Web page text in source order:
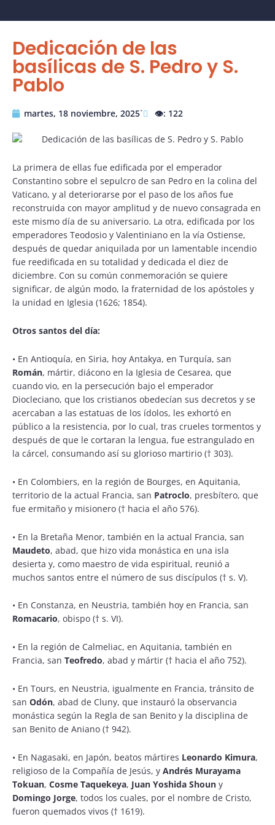
Dedicación de las
basílicas de S. Pedro y S.
Pablo
martes, 18 noviembre, 2025˙ 👁️: 122
La primera de ellas fue edificada por el emperador
Constantino sobre el sepulcro de san Pedro en la colina del
Vaticano, y al deteriorarse por el paso de los años fue
reconstruida con mayor amplitud y de nuevo consagrada en
este mismo día de su aniversario. La otra, edificada por los
emperadores Teodosio y Valentiniano en la vía Ostiense,
después de quedar aniquilada por un lamentable incendio
fue reedificada en su totalidad y dedicada el diez de
diciembre. Con su común conmemoración se quiere
significar, de algún modo, la fraternidad de los apóstoles y
la unidad en Iglesia (1626; 1854).
Otros santos del día:
• En Antioquía, en Siria, hoy Antakya, en Turquía, san
Román, mártir, diácono en la Iglesia de Cesarea, que
cuando vio, en la persecución bajo el emperador
Diocleciano, que los cristianos obedecían sus decretos y se
acercaban a las estatuas de los ídolos, les exhortó en
público a la resistencia, por lo cual, tras crueles tormentos y
después de que le cortaran la lengua, fue estrangulado en
la cárcel, consumando así su glorioso martirio († 303).
• En Colombiers, en la región de Bourges, en Aquitania,
territorio de la actual Francia, san Patroclo, presbítero, que
fue ermitaño y misionero († hacia el año 576).
• En la Bretaña Menor, también en la actual Francia, san
Maudeto, abad, que hizo vida monástica en una isla
desierta y, como maestro de vida espiritual, reunió a
muchos santos entre el número de sus discípulos († s. V).
• En Constanza, en Neustria, también hoy en Francia, san
Romacario, obispo († s. VI).
• En la región de Calmeliac, en Aquitania, también en
Francia, san Teofredo, abad y mártir († hacia el año 752).
• En Tours, en Neustria, igualmente en Francia, tránsito de
san Odón, abad de Cluny, que instauró la observancia
monástica según la Regla de san Benito y la disciplina de
san Benito de Aniano († 942).
• En Nagasaki, en Japón, beatos mártires Leonardo Kimura,
religioso de la Compañía de Jesús, y Andrés Murayama
Tokuan, Cosme Taquekeya, Juan Yoshida Shoun y
Domingo Jorge, todos los cuales, por el nombre de Cristo,
fueron quemados vivos († 1619).